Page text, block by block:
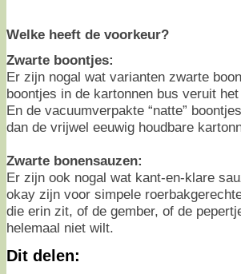
Welke heeft de voorkeur?
Zwarte boontjes:
Er zijn nogal wat varianten zwarte
boontjes in de kartonnen bus veruit
En de vacuumverpakte “natte”
dan de vrijwel eeuwig houdbare
Zwarte bonensauzen:
Er zijn ook nogal wat kant-en-klare
okay zijn voor simpele
die erin zit, of de gember, of de
helemaal niet wilt.
Dit delen: